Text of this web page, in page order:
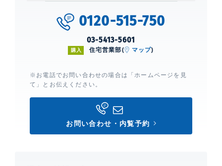
0120-515-750
03-5413-5601
購入 住宅営業部( マップ)
※お電話でお問い合わせの場合は「ホームページを見
て」とお伝えください。
お問い合わせ・内覧予約